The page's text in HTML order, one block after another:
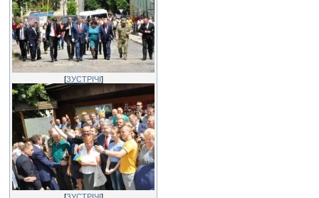
[ЗУСТРІЧІ]